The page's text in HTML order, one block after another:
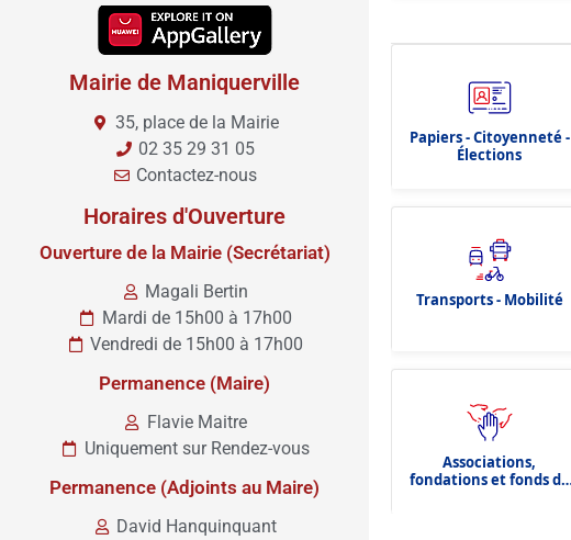
Mairie de Maniquerville
35, place de la Mairie
02 35 29 31 05
Contactez-nous
Horaires d'Ouverture
Ouverture de la Mairie (Secrétariat)
Magali Bertin
Mardi de 15h00 à 17h00
Vendredi de 15h00 à 17h00
Permanence (Maire)
Flavie Maitre
Uniquement sur Rendez-vous
Permanence (Adjoints au Maire)
David Hanquinquant
Papiers - Citoyenneté -
Élections
Transports - Mobilité
Associations,
fondations et fonds de